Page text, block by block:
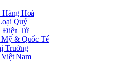
Hoá
Quý
Điện Tử
& Quốc Tế
Trường
Nam